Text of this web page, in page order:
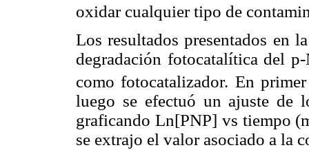
oxidar cualquier tipo de
Los resultados presentados en
degradación fotocatalítica del
como fotocatalizador. En
luego se efectuó un ajuste de
graficando Ln[PNP] vs tiempo
se extrajo el valor asociado a la